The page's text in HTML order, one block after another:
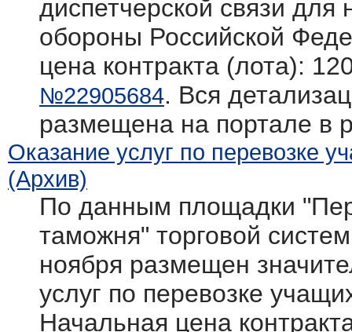
диспетчерской связи
обороны Российской
цена контракта (лота):
№22905684. Вся
размещена на портале в
Оказание услуг по перевозке
(Архив)
По данным площадки
таможня" торговой
ноября размещен
услуг по перевозке
Начальная цена